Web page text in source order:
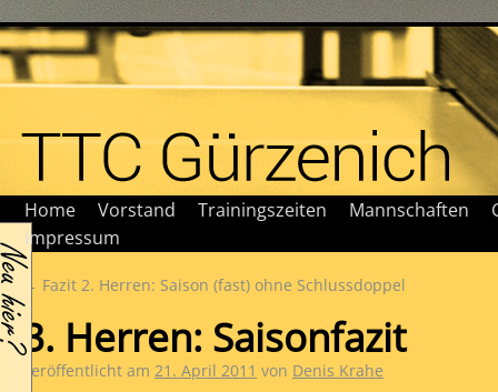
Home Vorstand Trainingszeiten Mannschaften
Impressum
← Fazit 2. Herren: Saison (fast) ohne Schlussdoppel
3. Herren: Saisonfazit
Veröffentlicht am 21. April 2011 von Denis Krahe